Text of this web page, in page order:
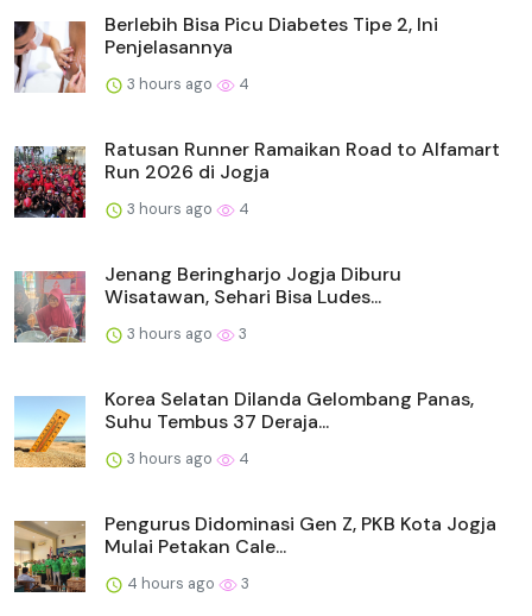
Berlebih Bisa Picu Diabetes Tipe 2, Ini
Penjelasannya
3 hours ago 4
Ratusan Runner Ramaikan Road to Alfamart
Run 2026 di Jogja
3 hours ago 4
Jenang Beringharjo Jogja Diburu
Wisatawan, Sehari Bisa Ludes...
3 hours ago 3
Korea Selatan Dilanda Gelombang Panas,
Suhu Tembus 37 Deraja...
3 hours ago 4
Pengurus Didominasi Gen Z, PKB Kota Jogja
Mulai Petakan Cale...
4 hours ago 3